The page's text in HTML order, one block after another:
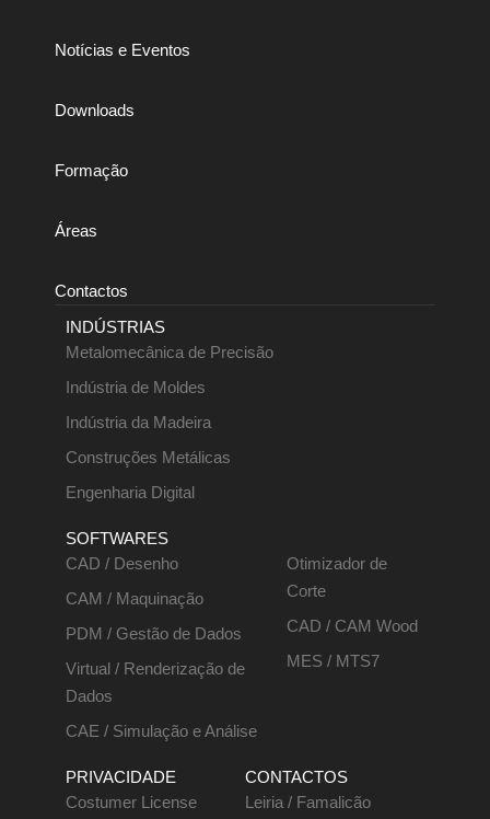
Notícias e Eventos
Downloads
Formação
Áreas
Contactos
INDÚSTRIAS
Metalomecânica de Precisão
Indústria de Moldes
Indústria da Madeira
Construções Metálicas
Engenharia Digital
SOFTWARES
CAD / Desenho
CAM / Maquinação
PDM / Gestão de Dados
Virtual / Renderização de
Dados
CAE / Simulação e Análise
Otimizador de
Corte
CAD / CAM Wood
MES / MTS7
PRIVACIDADE
Costumer License
CONTACTOS
Leiria / Famalicão